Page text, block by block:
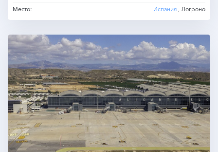
Место:
Испания , Логроно